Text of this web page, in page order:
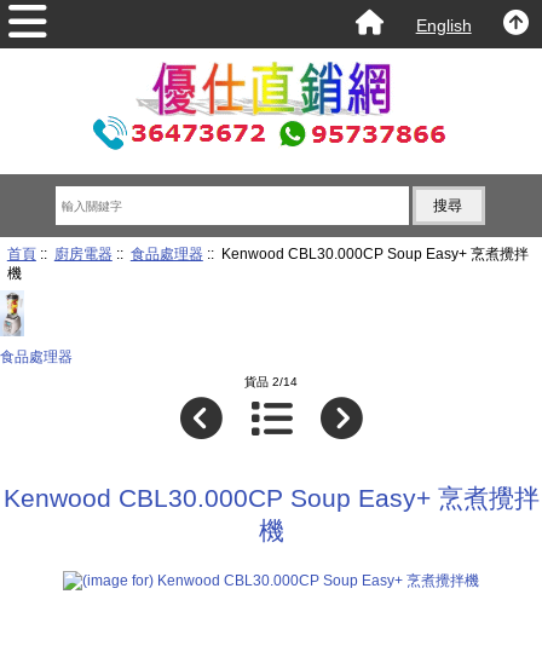
English
首頁:: 廚房電器:: 食品處理器:: Kenwood CBL30.000CP Soup Easy+ 烹煮攪拌
機
食品處理器
貨品 2/14
Kenwood CBL30.000CP Soup Easy+ 烹煮攪拌
機